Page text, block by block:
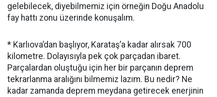
gelebilecek, diyebilmemiz için örneğin Doğu Anadolu
fay hattı zonu üzerinde konuşalım.
* Karlıova’dan başlıyor, Karataş’a kadar alırsak 700
kilometre. Dolayısıyla pek çok parçadan ibaret.
Parçalardan oluştuğu için her bir parçanın deprem
tekrarlanma aralığını bilmemiz lazım. Bu nedir? Ne
kadar zamanda deprem meydana getirecek enerjinin